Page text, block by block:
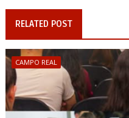
RELATED POST
CAMPO REAL